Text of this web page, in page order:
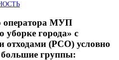
оператора МУП
уборке города» с
отходами (РСО) условно
группы: